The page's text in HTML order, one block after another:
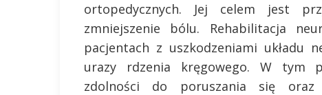
ortopedycznych. Jej celem jest
zmniejszenie bólu. Rehabilitacja
pacjentach z uszkodzeniami układu
urazy rdzenia kręgowego. W tym
zdolności do poruszania się oraz